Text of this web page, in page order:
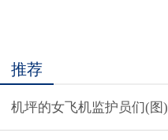
推荐
机坪的女飞机监护员们(图)